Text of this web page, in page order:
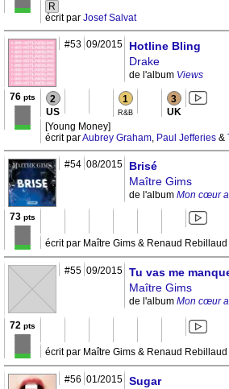
R
écrit par Josef Salvat
#53 09/2015
Hotline Bling
Drake
de l'album Views
76 pts 2
US
1
R&B
3
UK
[Young Money]
écrit parAubrey Graham, Paul Jefferies &
#54 08/2015
Brisé
Maître Gims
de l'album Mon cœur
73 pts
écrit par Maître Gims & Renaud Rebillaud
#55 09/2015 Tu vas me
Maître Gims
de l'album Mon cœur
72 pts
écrit par Maître Gims & Renaud Rebillaud
#56 01/2015 Sugar